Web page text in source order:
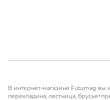
В интернет-магазине Futumag вы
перекладина, лестница,